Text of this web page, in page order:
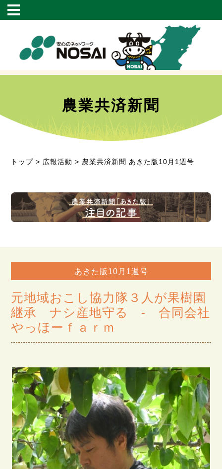
農業共済新聞
トップ > 広報活動 > 農業共済新聞 あきた版10月1週号
あきた版10月1週号
元地域おこし協力隊３人が果樹園
継承 ナシ産地守る - 合同会社
やっほーｆａｒｍ